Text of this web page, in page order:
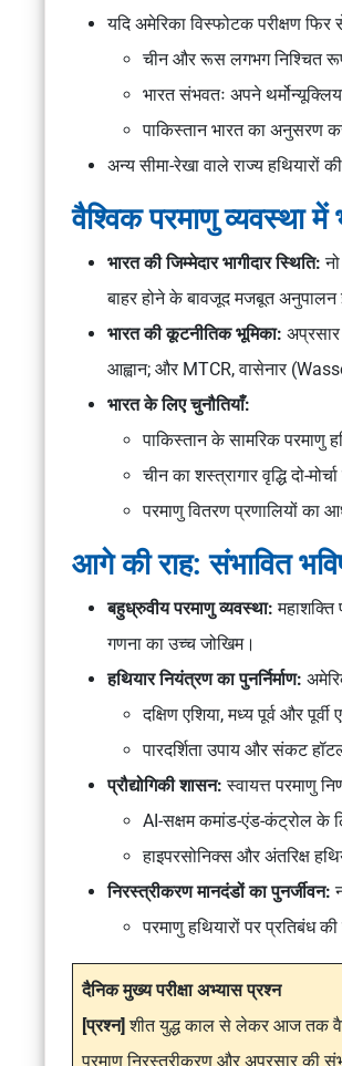
यदि अमेरिका विस्फोटक परीक्षण
चीन और रूस लगभग निश्चित
भारत संभवतः अपने
पाकिस्तान भारत का अनुसरण
अन्य सीमा-रेखा वाले राज्य
वैश्विक परमाणु व्यवस्था में
भारत की जिम्मेदार भागीदार स्थिति:
बाहर होने के बावजूद मजबूत अनुपालन
भारत की कूटनीतिक भूमिका:
आह्वान; और MTCR, वासेनार
भारत के लिए चुनौतियाँ:
पाकिस्तान के सामरिक परमाणु
चीन का शस्त्रागार वृद्धि दो-
परमाणु वितरण प्रणालियों का
आगे की राह: संभावित
बहुध्रुवीय परमाणु व्यवस्था: महाशक्ति
गणना का उच्च जोखिम।
हथियार नियंत्रण का पुनर्निर्माण:
दक्षिण एशिया, मध्य पूर्व और
पारदर्शिता उपाय और संकट
प्रौद्योगिकी शासन: स्वायत्त परमाणु
AI-सक्षम कमांड-एंड-कंट्रोल के
हाइपरसोनिक्स और अंतरिक्ष
निरस्त्रीकरण मानदंडों का पुनर्जीवन:
परमाणु हथियारों पर प्रतिबंध
दैनिक मुख्य परीक्षा अभ्यास प्रश्न
[प्रश्न]शीत युद्ध काल से लेकर आज तक
परमाणु निरस्त्रीकरण और अप्रसार की